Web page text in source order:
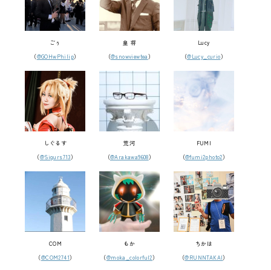
ごぅ
（@GOHwPhilip）
皇 将
（@snowviewtea）
Lucy
（@Lucy_curio）
しぐるす
（@Sigurs713）
荒河
（@Arakawa9608）
FUMI
（@fumi2photo2）
COM
（@COM2741）
もか
（@moka_colorful2）
ちかは
（@RUNNTAKAI）